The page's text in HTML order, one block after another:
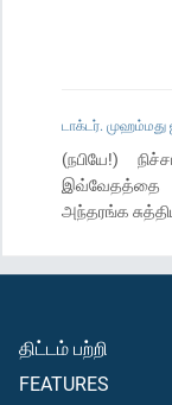
டாக்டர்.
(நபியே!)
இவ்வேதத்தை
அந்தரங்க
திட்டம் பற்றி
FEATURES